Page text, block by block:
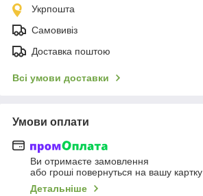
Укрпошта
Самовивіз
Доставка поштою
Всі умови доставки
Умови оплати
Ви отримаєте замовлення
або гроші повернуться на вашу картку
Детальніше